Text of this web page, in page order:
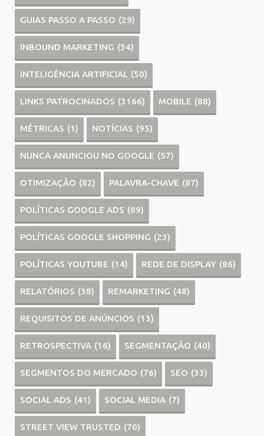
GUIAS PASSO A PASSO (29)
INBOUND MARKETING (34)
INTELIGÊNCIA ARTIFICIAL (50)
LINKS PATROCINADOS (3166) MOBILE (88)
MÉTRICAS (1) NOTÍCIAS (95)
NUNCA ANUNCIOU NO GOOGLE (57)
OTIMIZAÇÃO (82) PALAVRA-CHAVE (87)
POLÍTICAS GOOGLE ADS (89)
POLÍTICAS GOOGLE SHOPPING (23)
POLÍTICAS YOUTUBE (14) REDE DE DISPLAY (86)
RELATÓRIOS (38) REMARKETING (48)
REQUISITOS DE ANÚNCIOS (13)
RETROSPECTIVA (16) SEGMENTAÇÃO (40)
SEGMENTOS DO MERCADO (76) SEO (33)
SOCIAL ADS (41) SOCIAL MEDIA (7)
STREET VIEW TRUSTED (70)